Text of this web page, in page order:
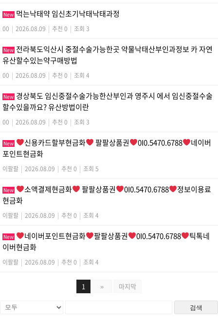
New 먹는낙태약 임신초기낙태낙­태과정
00 | 2026.08.09 | 추천 0 | 조회 3
New 전라북도익산시 중절수술가능한곳 약물낙태산부인과정보 카 자연
유산할수있는약구매방법
00 | 2026.08.09 | 추천 0 | 조회 4
New 경상북도 임신중절수술가능한산부인과 영주시 에서 임신중절수술
할수있을까요? 유산방법이란
00 | 2026.08.09 | 추천 0 | 조회 3
New 신용카드할부현금화 팔팔상품권 0I0.5470.6788
네이버
포인트현금화
이팔팔 | 2026.08.09 | 추천 0 | 조회 5
New 소액결제현금화 팔팔상품권 0I0.5470.6788
정보이용료
현금화
이팔팔 | 2026.08.09 | 추천 0 | 조회 4
New 네이버포인트현금화 팔팔상품권 0I0.5470.6788
틱톡네
이버현금화
이팔팔 | 2026.08.09 | 추천 0 | 조회 4
1 » 마지막
검색